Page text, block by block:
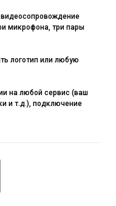
видеосопровождение
микрофона, три пары
логотип или любую
на любой сервис (ваш
и т.д.), подключение